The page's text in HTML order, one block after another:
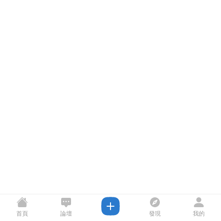
首頁 論壇 發現 我的